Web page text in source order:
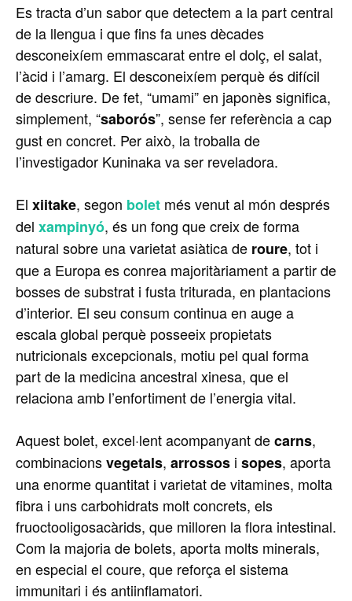
Es tracta d’un sabor que detectem a la part central
de la llengua i que fins fa unes dècades
desconeixíem emmascarat entre el dolç, el salat,
l’àcid i l’amarg. El desconeixíem perquè és difícil
de descriure. De fet, “umami” en japonès significa,
simplement, “saborós”, sense fer referència a cap
gust en concret. Per això, la troballa de
l’investigador Kuninaka va ser reveladora.
El xiitake, segon bolet més venut al món després
del xampinyó, és un fong que creix de forma
natural sobre una varietat asiàtica de roure, tot i
que a Europa es conrea majoritàriament a partir de
bosses de substrat i fusta triturada, en plantacions
d’interior. El seu consum continua en auge a
escala global perquè posseeix propietats
nutricionals excepcionals, motiu pel qual forma
part de la medicina ancestral xinesa, que el
relaciona amb l’enfortiment de l’energia vital.
Aquest bolet, excel·lent acompanyant decarns,
combinacionsvegetals, arrossos i sopes, aporta
una enorme quantitat i varietat de vitamines, molta
fibra i uns carbohidrats molt concrets, els
fruoctooligosacàrids, que milloren la flora intestinal.
Com la majoria de bolets, aporta molts minerals,
en especial el coure, que reforça el sistema
immunitari i és antiinflamatori.